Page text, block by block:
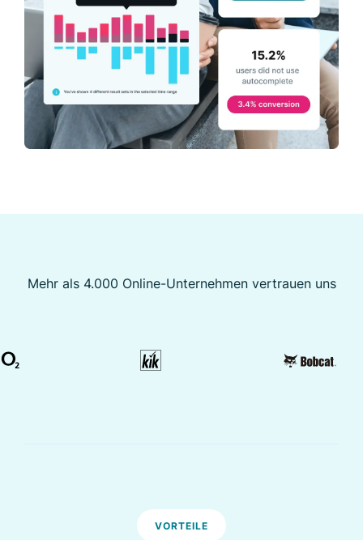
Mehr als 4.000 Online-Unternehmen vertrauen uns
VORTEILE